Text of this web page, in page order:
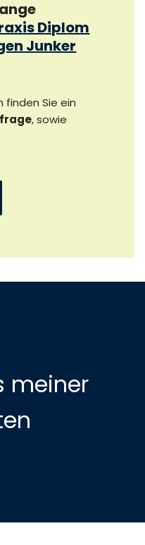
Diplom
Junker
finden Sie ein
, sowie
meiner